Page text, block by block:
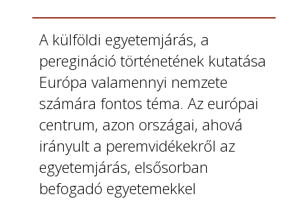
A külföldi egyetemjárás, a
peregináció történetének kutatása
Európa valamennyi nemzete
számára fontos téma. Az európai
centrum, azon országai, ahová
irányult a peremvidékekről az
egyetemjárás, elsősorban
befogadó egyetemekkel